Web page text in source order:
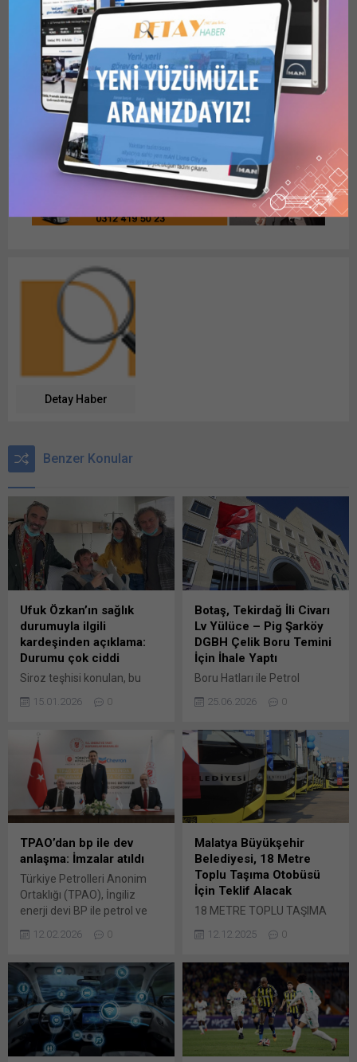
Bunu paylaş:
X LinkedIn WhatsApp
Facebook
Detay Haber
Benzer Konular
Ufuk Özkan’ın sağlık
durumuyla ilgili
kardeşinden açıklama:
Durumu çok ciddi
Siroz teşhisi konulan, bu
nakli olması gereken ünlü
kardeşi Umut Özkan, kritik
açıklamalarda bulundu.
2023’te siroz teşhisi konulan
ve yaklaşık iki yıldır tedavi
süreci devam eden sevilen
oyuncu Ufuk Özkan, sağlık
durumunun ağırlaşması
üzerine Bağcılar’daki bir
hastaneye kaldırılarak
tedavi altına alındı.
Habertürk’ten Eren Gürel’in...
15.01.2026 0
Botaş, Tekirdağ İli Civarı
Lv Yülüce – Pig Şarköy
DGBH Çelik Boru Temini
İçin İhale Yaptı
Boru Hatları ile Petrol
Genel Müdürlüğü (BOTAŞ)
günlerde duyurusu yapılan
2026/923217 İKN numaralı
dosya konusu Çanakkale ve
Tekirdağ ili civarı; Bunu
paylaş: X'te paylaşmak için
tıklayın (Yeni pencerede
açılır) X Linkedln üzerinden
paylaşmak için tıklayın (Yeni
pencerede açılır) LinkedIn
WhatsApp'ta paylaşmak için
tıklayın (Yeni pencerede
açılır) WhatsApp
Facebook'ta paylaşmak için
25.06.2026 0
TPAO’dan bp ile dev
anlaşma: İmzalar atıldı
Türkiye Petrolleri Anonim
Ortaklığı (TPAO), İngiliz
enerji devi BP ile petrol ve
iş birliğine yönelik
Enerji ve Tabii Kaynaklar
Bakanı Alparslan Bayraktar,
Türkiye Petrolleri Anonim
Ortaklığı (TPAO) ile bp
arasında petrol ve doğal gaz
alanındaki iş birliğini
12.02.2026 0
Malatya Büyükşehir
Belediyesi, 18 Metre
Toplu Taşıma Otobüsü
İçin Teklif Alacak
18 METRE TOPLU TAŞIMA
sayılı Kamu İhale
maddesine göre açık ihale
usulü ile ihale edilecektir.
İhaleye ilişkin ayrıntılı Bunu
paylaş: X'te paylaşmak için
tıklayın (Yeni pencerede
açılır) X Linkedln üzerinden
12.12.2025 0